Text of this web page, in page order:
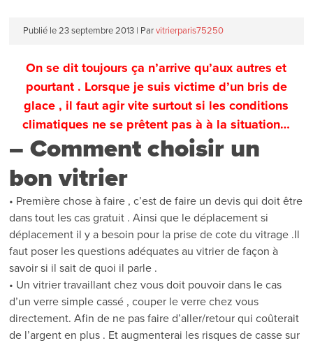
Publié le 23 septembre 2013 | Par vitrierparis75250
On se dit toujours ça n’arrive qu’aux autres et
pourtant . Lorsque je suis victime d’un bris de
glace , il faut agir vite surtout si les conditions
climatiques ne se prêtent pas à à la situation…
– Comment choisir un
bon vitrier
• Première chose à faire , c’est de faire un devis qui doit être
dans tout les cas gratuit . Ainsi que le déplacement si
déplacement il y a besoin pour la prise de cote du vitrage .Il
faut poser les questions adéquates au vitrier de façon à
savoir si il sait de quoi il parle .
• Un vitrier travaillant chez vous doit pouvoir dans le cas
d’un verre simple cassé , couper le verre chez vous
directement. Afin de ne pas faire d’aller/retour qui coûterait
de l’argent en plus . Et augmenterai les risques de casse sur